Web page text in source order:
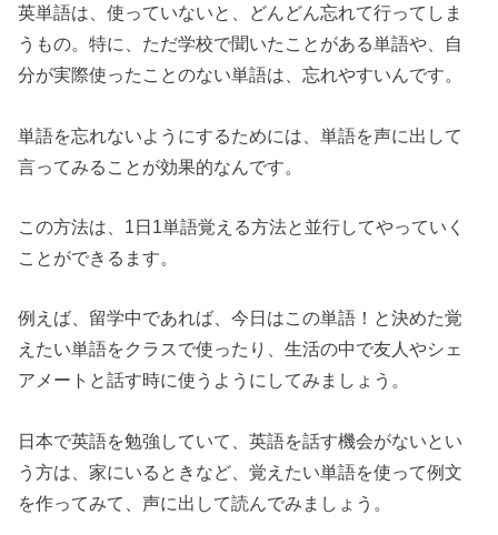
英単語は、使っていないと、どんどん忘れて行ってしま
うもの。特に、ただ学校で聞いたことがある単語や、自
分が実際使ったことのない単語は、忘れやすいんです。
単語を忘れないようにするためには、単語を声に出して
言ってみることが効果的なんです。
この方法は、1日1単語覚える方法と並行してやっていく
ことができるます。
例えば、留学中であれば、今日はこの単語！と決めた覚
えたい単語をクラスで使ったり、生活の中で友人やシェ
アメートと話す時に使うようにしてみましょう。
日本で英語を勉強していて、英語を話す機会がないとい
う方は、家にいるときなど、覚えたい単語を使って例文
を作ってみて、声に出して読んでみましょう。